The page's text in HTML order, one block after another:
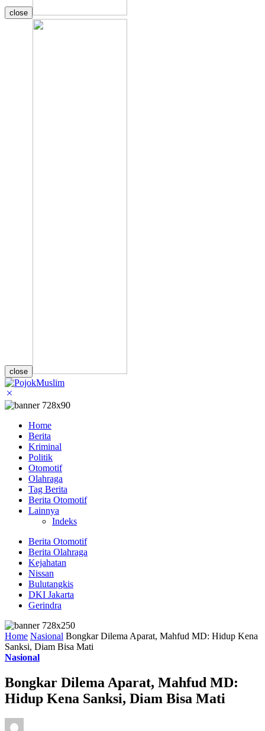
close
close
Home
Berita
Kriminal
Politik
Otomotif
Olahraga
Tag Berita
Berita Otomotif
Lainnya
Indeks
Berita Otomotif
Berita Olahraga
Kejahatan
Nissan
Bulutangkis
DKI Jakarta
Gerindra
Home Nasional Bongkar Dilema Aparat, Mahfud MD: Hidup Kena
Sanksi, Diam Bisa Mati
Nasional
Bongkar Dilema Aparat, Mahfud MD:
Hidup Kena Sanksi, Diam Bisa Mati